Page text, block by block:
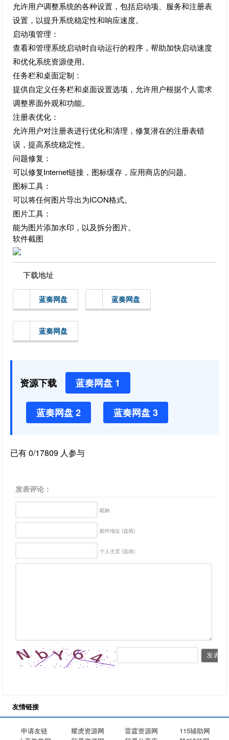
允许用户调整系统的各种设置，包括启动项、服务和注册表
设置，以提升系统稳定性和响应速度。
启动项管理：
查看和管理系统启动时自动运行的程序，帮助加快启动速度
和优化系统资源使用。
任务栏和桌面定制：
提供自定义任务栏和桌面设置选项，允许用户根据个人需求
调整界面外观和功能。
注册表优化：
允许用户对注册表进行优化和清理，修复潜在的注册表错
误，提高系统稳定性。
问题修复：
可以修复Internet链接，图标缓存，应用商店的问题。
图标工具：
可以将任何图片导出为ICON格式。
图片工具：
能为图片添加水印，以及拆分图片。
软件截图
下载地址
蓝奏网盘 蓝奏网盘
蓝奏网盘
资源下载 蓝奏网盘 1
蓝奏网盘 2 蓝奏网盘 3
已有 0/17809 人参与
发表评论：
昵称
邮件地址 (选填)
个人主页 (选填)
友情链接
申请友链 耀虎资源网 雷霆资源网
115辅助网